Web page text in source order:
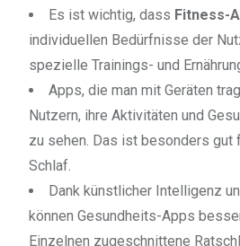
Es ist wichtig, dass Fitness-
individuellen Bedürfnisse der
spezielle Trainings- und
Apps, die man mit Geräten
Nutzern, ihre Aktivitäten und
zu sehen. Das ist besonders gut
Schlaf.
Dank künstlicher Intelligenz
können Gesundheits-Apps
Einzelnen zugeschnittene